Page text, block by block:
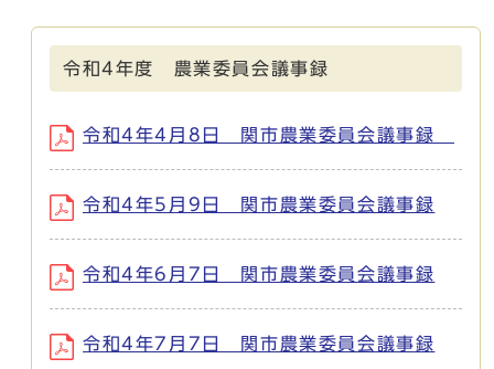
令和4年度 農業委員会議事録
令和4年4月8日 関市農業委員会議事録
令和4年5月9日 関市農業委員会議事録
令和4年6月7日 関市農業委員会議事録
令和4年7月7日 関市農業委員会議事録